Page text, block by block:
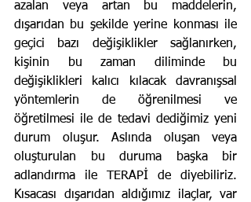
azalan veya artan bu maddelerin,
dışarıdan bu şekilde yerine konması ile
geçici bazı değişiklikler sağlanırken,
kişinin bu zaman diliminde bu
değişiklikleri kalıcı kılacak davranışsal
yöntemlerin de öğrenilmesi ve
öğretilmesi ile de tedavi dediğimiz yeni
durum oluşur. Aslında oluşan veya
oluşturulan bu duruma başka bir
adlandırma ile TERAPİ de diyebiliriz.
Kısacası dışarıdan aldığımız ilaçlar, var